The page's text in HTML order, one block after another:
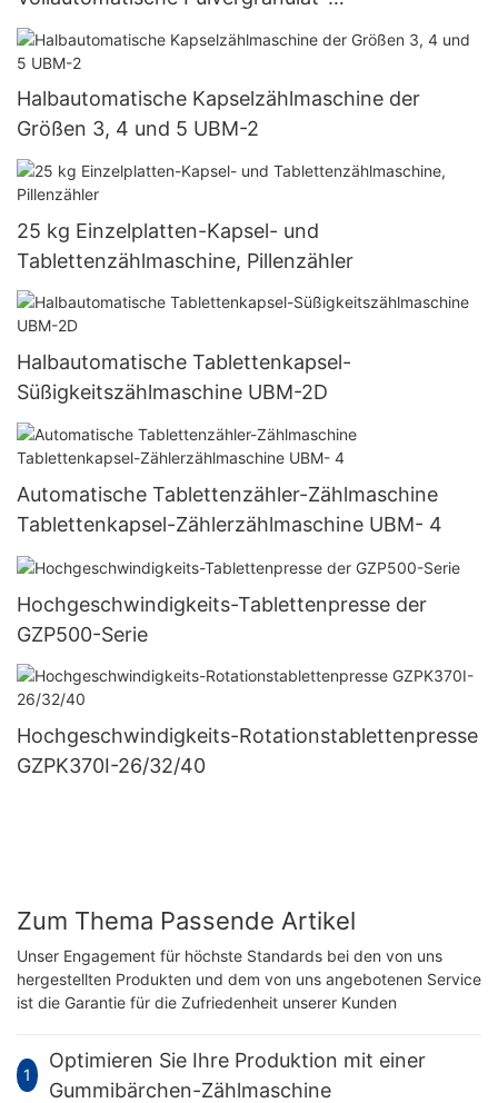
Hartgelatinekapsel-Füllkapselungsmaschine Njp-
3800D
Halbautomatische Kapselzählmaschine der
Größen 3, 4 und 5 UBM-2
25 kg Einzelplatten-Kapsel- und
Tablettenzählmaschine, Pillenzähler
Halbautomatische Tablettenkapsel-
Süßigkeitszählmaschine UBM-2D
Automatische Tablettenzähler-Zählmaschine
Tablettenkapsel-Zählerzählmaschine UBM- 4
Hochgeschwindigkeits-Tablettenpresse der
GZP500-Serie
Hochgeschwindigkeits-Rotationstablettenpresse
GZPK370I-26/32/40
Zum Thema Passende Artikel
Unser Engagement für höchste Standards bei den von uns
hergestellten Produkten und dem von uns angebotenen Service
ist die Garantie für die Zufriedenheit unserer Kunden
1
Optimieren Sie Ihre Produktion mit einer
Gummibärchen-Zählmaschine